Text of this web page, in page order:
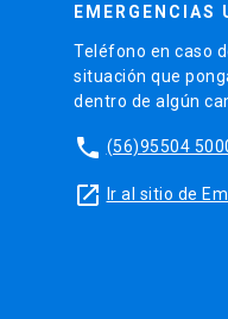
EMERGENCIAS
Teléfono en caso
situación que
dentro de algún
phone (56)95504
launch Ir al sitio de